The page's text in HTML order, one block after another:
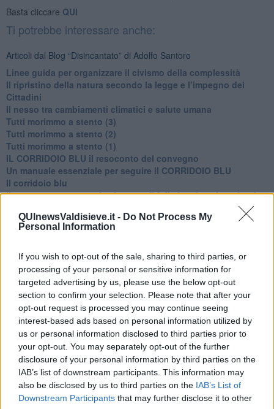
QUInewsValdisieve.it - Do Not Process My
Personal Information
If you wish to opt-out of the sale, sharing to third parties, or
processing of your personal or sensitive information for
targeted advertising by us, please use the below opt-out
section to confirm your selection. Please note that after your
opt-out request is processed you may continue seeing
interest-based ads based on personal information utilized by
us or personal information disclosed to third parties prior to
your opt-out. You may separately opt-out of the further
disclosure of your personal information by third parties on the
IAB’s list of downstream participants. This information may
also be disclosed by us to third parties on the IAB’s List of
Downstream Participants that may further disclose it to other
Basta cliccare QUI
Ti potrebbe interessare anche:
Articoli dal Blog “Disincantato” di Adolfo Santoro
​Linee guida per organizzare il civismo della complessità
​Il ripristino della natura secondo la legge e l’impegno dei
Cittadini
Il nesso tra cambiamenti climatici e salute umana
Tutti morimmo a stento (3)
Tutti morimmo a stento (2)
​Tutti morimmo a stento (1)
IL CORRIDOIO BLU il resoconto del convegno
Un manuale essenziale per seguire il CORRIDOIO BLU
Il corridoio blu
​Il cronoprogramma ottimale verso il full electric sui traghetti
Alcune domande da esordiente agli esperti che decidono le
sorti dell’Elba
​La Scienza dei Cittadini e i Cittadini per l’Aria
Trump e le sue guerre contro i deboli e contro la terra
​Le furbate elettorali della Meloni e la testardaggine
dell’opposizione
​Date loro l’Oscar al posto del Nobel per la Pace
L'umanizzazione dell'economia e della politica
​Dopo il diluvio dei NO: un patto intergenerazionale
​Un grandioso NO ai falchi teocratici e ai loro vassalli
La religione è la cocaina dei potenti
Donald e Bibi confinati nell’isola di St James?
L’italiano vero e la paura che al referendum vinca il No
​Complottismo o capitalismo globale?
​Ma, contessa, non si vergogna a continuare a guardare San